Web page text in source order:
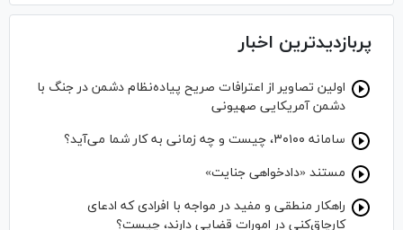
پربازدیدترین اخبار
اولین تصاویر از اعترافات صریح پیاده‌نظام‌ دشمن در جنگ با
دشمن آمریکایی صهیونی
سامانه ۳۰۱۰۰، چیست و چه زمانی به کار شما می‌آید؟
مستند «دادخواهی جنایت»
راهکار منطقی و مفید در مواجه با افرادی که ادعای
کارچاق‌کنی در امورات قضایی دارند، چیست؟